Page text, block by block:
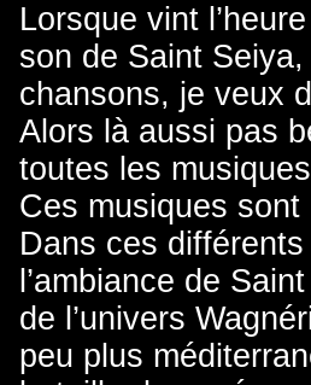
Lorsque vint
son de Saint
chansons, je veux
Alors là aussi pas
toutes les
Ces musiques
Dans ces
l’ambiance de
de l’univers
peu plus